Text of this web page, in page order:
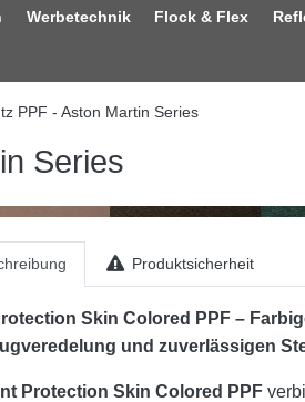
Werbetechnik Flock & Flex
PPF - Aston Martin Series
Series
Produktsicherheit
Skin Colored PPF –
und zuverlässigen
Protection Skin Colored PPF